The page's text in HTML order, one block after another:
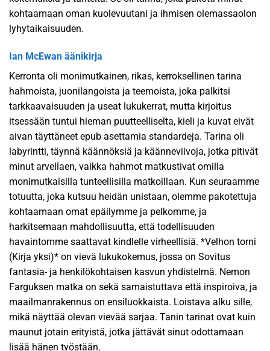
kohtaamaan oman kuolevuutani ja ihmisen olemassaolon
lyhytaikaisuuden.
Ian McEwan äänikirja
Kerronta oli monimutkainen, rikas, kerroksellinen tarina
hahmoista, juonilangoista ja teemoista, joka palkitsi
tarkkaavaisuuden ja useat lukukerrat, mutta kirjoitus
itsessään tuntui hieman puutteelliselta, kieli ja kuvat eivät
aivan täyttäneet epub asettamia standardeja. Tarina oli
labyrintti, täynnä käännöksiä ja käänneviivoja, jotka pitivät
minut arvellaen, vaikka hahmot matkustivat omilla
monimutkaisilla tunteellisilla matkoillaan. Kun seuraamme
totuutta, joka kutsuu heidän unistaan, olemme pakotettuja
kohtaamaan omat epäilymme ja pelkomme, ja
harkitsemaan mahdollisuutta, että todellisuuden
havaintomme saattavat kindlelle virheellisiä. *Velhon torni
(Kirja yksi)* on vievä lukukokemus, jossa on Sovitus
fantasia- ja henkilökohtaisen kasvun yhdistelmä. Nemon
Farguksen matka on sekä samaistuttava että inspiroiva, ja
maailmanrakennus on ensiluokkaista. Loistava alku sille,
mikä näyttää olevan vievää sarjaa. Tanin tarinat ovat kuin
maunut jotain erityistä, jotka jättävät sinut odottamaan
lisää hänen työstään.